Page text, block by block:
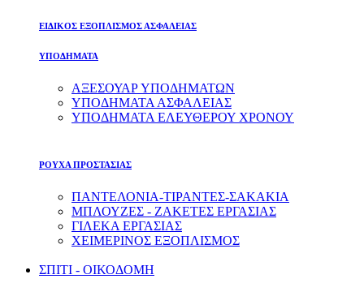
ΕΙΔΙΚΟΣ ΕΞΟΠΛΙΣΜΟΣ ΑΣΦΑΛΕΙΑΣ
ΥΠΟΔΗΜΑΤΑ
ΑΞΕΣΟΥΑΡ ΥΠΟΔΗΜΑΤΩΝ
ΥΠΟΔΗΜΑΤΑ ΑΣΦΑΛΕΙΑΣ
ΥΠΟΔΗΜΑΤΑ ΕΛΕΥΘΕΡΟΥ ΧΡΟΝΟΥ
ΡΟΥΧΑ ΠΡΟΣΤΑΣΙΑΣ
ΠΑΝΤΕΛΟΝΙΑ-ΤΙΡΑΝΤΕΣ-ΣΑΚΑΚΙΑ
ΜΠΛΟΥΖΕΣ - ΖΑΚΕΤΕΣ ΕΡΓΑΣΙΑΣ
ΓΙΛΕΚΑ ΕΡΓΑΣΙΑΣ
ΧΕΙΜΕΡΙΝΟΣ ΕΞΟΠΛΙΣΜΟΣ
ΣΠΙΤΙ - ΟΙΚΟΔΟΜΗ